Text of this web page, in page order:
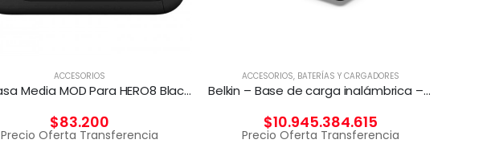
ACCESORIOS
Carcasa Media MOD Para HERO8 Black GOPRO
$83.200
Precio Oferta Transferencia
ACCESORIOS, BATERÍAS Y CARGADORES
Belkin – Base de carga inalámbrica – Fast Charge – negro – para Apple Watch
$10.945.384.615
Precio Oferta Transferencia